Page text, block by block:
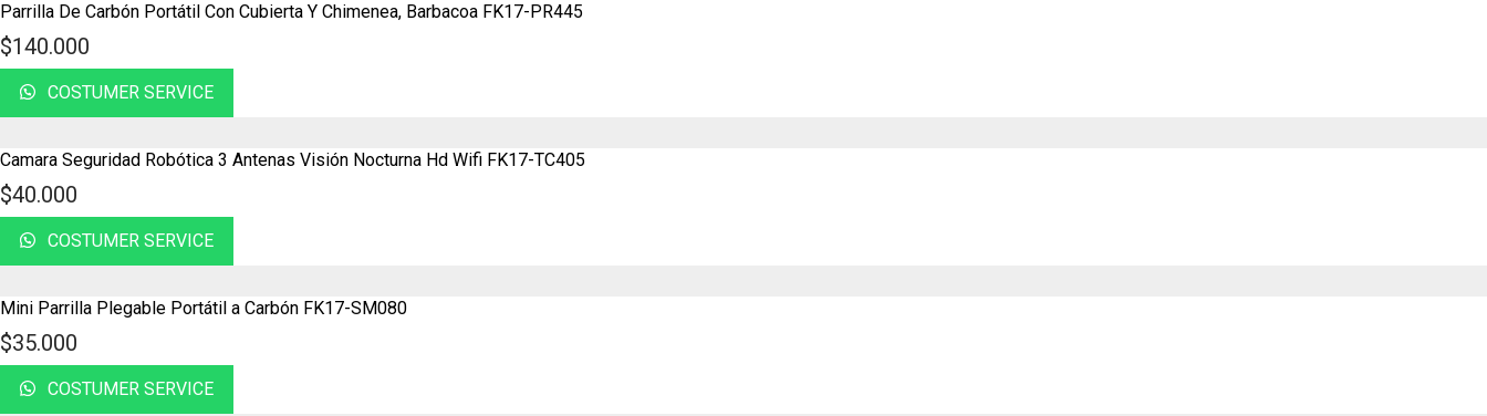
Parrilla De Carbón Portátil Con Cubierta Y Chimenea, Barbacoa FK17-PR445
$140.000
COSTUMER SERVICE
Camara Seguridad Robótica 3 Antenas Visión Nocturna Hd Wifi FK17-TC405
$40.000
COSTUMER SERVICE
Mini Parrilla Plegable Portátil a Carbón FK17-SM080
$35.000
COSTUMER SERVICE